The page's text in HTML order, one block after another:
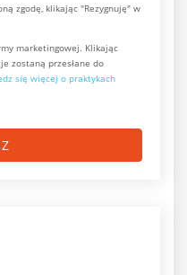
zgodę, klikając "Rezygnuję" w
marketingowej. Klikając
zostaną przesłane do
się więcej o praktykach